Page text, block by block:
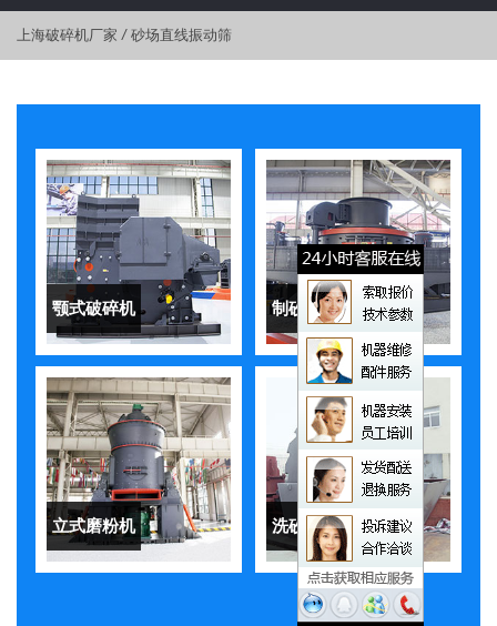
上海破碎机厂家 / 砂场直线振动筛
颚式破碎机 制砂机
立式磨粉机 洗砂机